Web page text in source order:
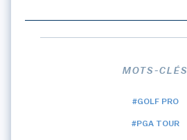
MOTS-CLÉS
#GOLF PRO
#PGA TOUR